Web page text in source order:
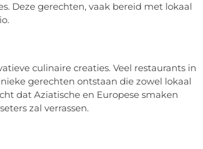
Deze gerechten, vaak bereid met lokaal
culinaire creaties. Veel restaurants in
gerechten ontstaan die zowel lokaal
dat Aziatische en Europese smaken
zal verrassen.